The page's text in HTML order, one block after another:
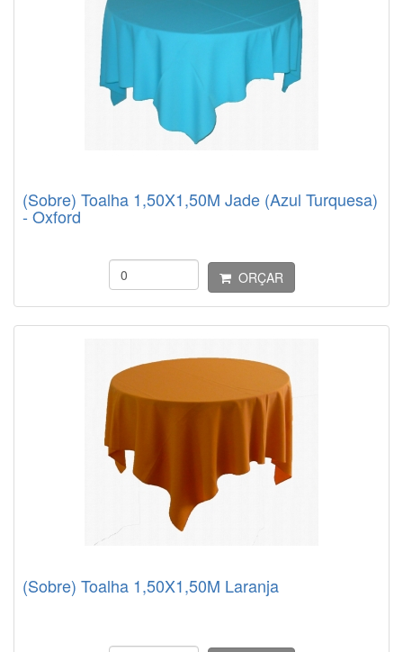
(Sobre) Toalha 1,50X1,50M Jade (Azul Turquesa)
- Oxford
ORÇAR
(Sobre) Toalha 1,50X1,50M Laranja